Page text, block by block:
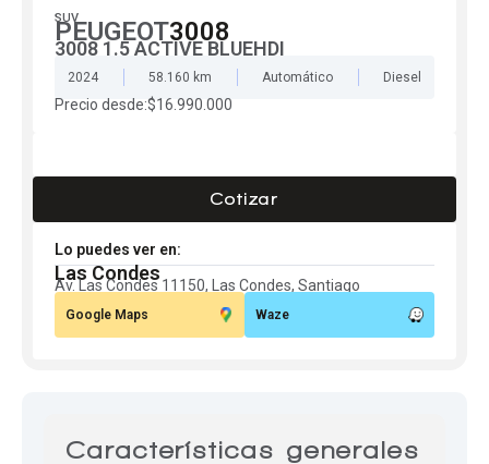
Centro de ayuda
Ver todo autos nuevos
Doble cabina
SUV
PEUGEOT3008
3008 1.5 ACTIVE BLUEHDI
2024 58.160 km Automático Diesel
Precio desde:$16.990.000
Cotizar
Lo puedes ver en:
Las Condes
Av. Las Condes 11150, Las Condes, Santiago
Google Maps Waze
Características generales